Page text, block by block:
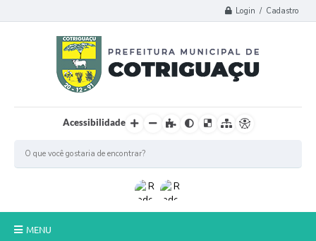
Login / Cadastro
Acessibilidade
MENU